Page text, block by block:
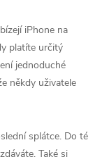
iPhone na
platíte určitý
jednoduché
někdy uživatele
splátce. Do té
Také si